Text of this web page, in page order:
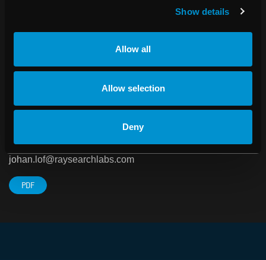
Show details
Allow all
Allow selection
Deny
avknoppning från Karolinska Institutet i Stockholm och
bolaget är noterat i Mid Cap-segmentet på NASDAQ OMX
Mer information om RaySearch finns på
www.raysearchlabs.com.
Telefon: 08-510 530 00
johan.lof@raysearchlabs.com
PDF